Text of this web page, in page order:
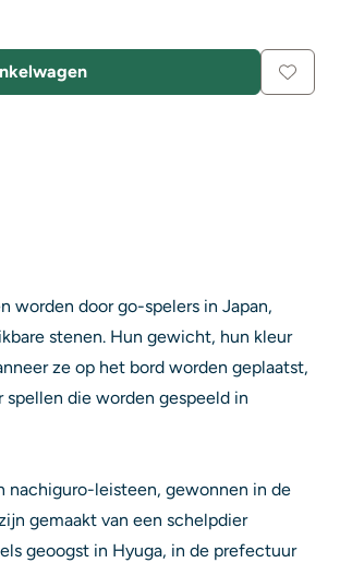
worden door go-spelers in Japan,
stenen. Hun gewicht, hun kleur
ze op het bord worden geplaatst,
die worden gespeeld in
nachiguro-leisteen, gewonnen in de
gemaakt van een schelpdier
geoogst in Hyuga, in de prefectuur